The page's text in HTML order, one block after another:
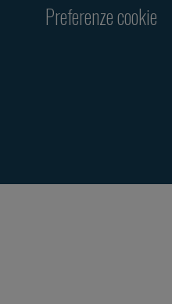
Preferenze cookie